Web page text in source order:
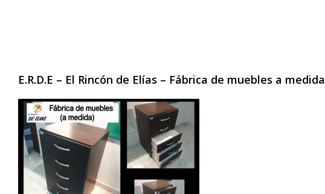
E.R.D.E – El Rincón de Elías – Fábrica de muebles a medida